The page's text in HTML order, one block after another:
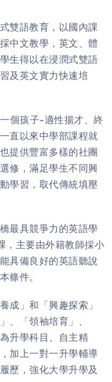
語教育，以國內課
中文教學，英文、體
生得以在浸潤式雙語
及英文實力快速培
個孩子-適性揚才、終
直以來中學部課程就
提供豐富多樣的社團
修，滿足學生不同興
學習，取代傳統填壓
具競爭力的英語學
，主要由外籍教師採小
具備良好的英語聽說
條件。
」和「興趣探索」
、「領袖培育」、
升學科目、自主精
加上一對一升學輔導
歷，強化大學升學及